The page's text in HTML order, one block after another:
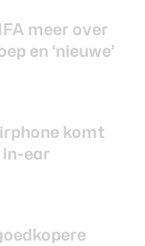
meer over
en ‘nieuwe’
komt
ear